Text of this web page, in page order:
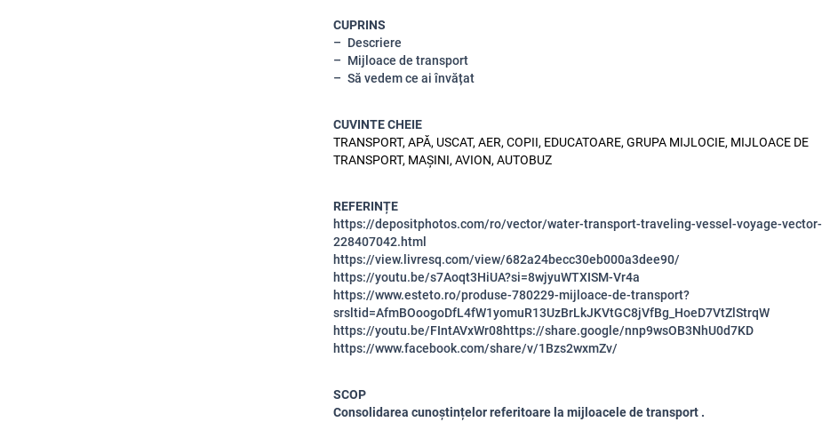
CUPRINS
Descriere
Mijloace de transport
Să vedem ce ai învățat
CUVINTE CHEIE
TRANSPORT, APĂ, USCAT, AER, COPII, EDUCATOARE, GRUPA MIJLOCIE, MIJLOACE DE
TRANSPORT, MAȘINI, AVION, AUTOBUZ
REFERINȚE
https://depositphotos.com/ro/vector/water-transport-traveling-vessel-voyage-vector-
228407042.html
https://view.livresq.com/view/682a24becc30eb000a3dee90/
https://youtu.be/s7Aoqt3HiUA?si=8wjyuWTXISM-Vr4a
https://www.esteto.ro/produse-780229-mijloace-de-transport?
srsltid=AfmBOoogoDfL4fW1yomuR13UzBrLkJKVtGC8jVfBg_HoeD7VtZlStrqW
https://youtu.be/FIntAVxWr08https://share.google/nnp9wsOB3NhU0d7KD
https://www.facebook.com/share/v/1Bzs2wxmZv/
SCOP
Consolidarea cunoștințelor referitoare la mijloacele de transport .